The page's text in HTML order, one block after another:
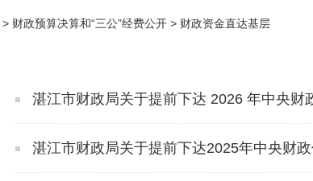
> 财政预算决算和“三公”经费公开 > 财政资金直达基层
湛江市财政局关于提前下达 2026 年中央
湛江市财政局关于提前下达2025年中央财